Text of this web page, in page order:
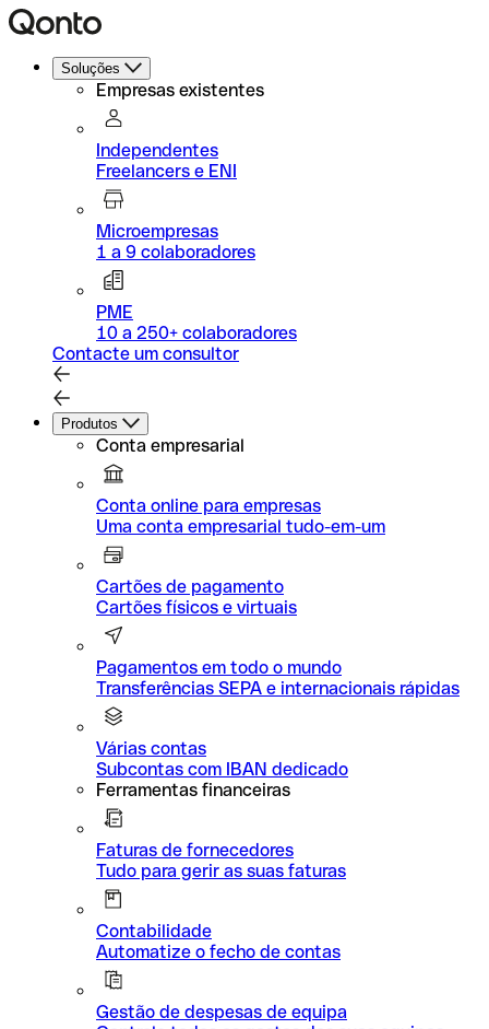
Soluções
Empresas existentes
Independentes
Freelancers e ENI
Microempresas
1 a 9 colaboradores
PME
10 a 250+ colaboradores
Contacte um consultor
Produtos
Conta empresarial
Conta online para empresas
Uma conta empresarial tudo-em-um
Cartões de pagamento
Cartões físicos e virtuais
Pagamentos em todo o mundo
Transferências SEPA e internacionais rápidas
Várias contas
Subcontas com IBAN dedicado
Ferramentas financeiras
Faturas de fornecedores
Tudo para gerir as suas faturas
Contabilidade
Automatize o fecho de contas
Gestão de despesas de equipa